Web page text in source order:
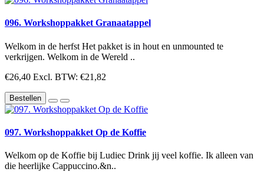
096. Workshoppakket Granaatappel
Welkom in de herfst Het pakket is in hout en unmounted te
verkrijgen. Welkom in de Wereld ..
€26,40 Excl. BTW: €21,82
Bestellen
097. Workshoppakket Op de Koffie
Welkom op de Koffie bij Ludiec Drink jij veel koffie. Ik alleen van
die heerlijke Cappuccino.&n..